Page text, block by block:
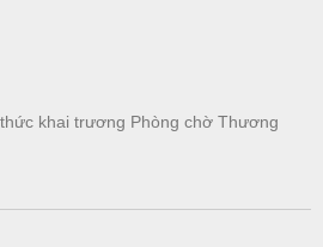
khai trương Phòng chờ Thương